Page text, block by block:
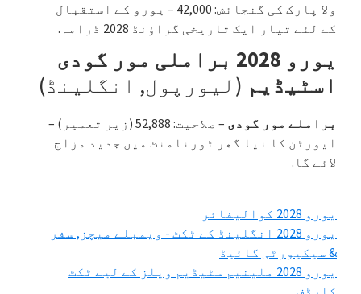
ولا پارک کی گنجائش: 42,000 – یورو کے استقبال
کے لئے تیار ایک تاریخی گراؤنڈ 2028 ڈرامہ.
یورو 2028 براملی مور گودی
اسٹیڈیم (لیورپول, انگلینڈ)
براملے مور گودی
– صلاحیت: 52,888 (زیر تعمیر) –
ایورٹن کا نیا گھر ٹورنامنٹ میں جدید مزاج
لائے گا.
یورو 2028 کوالیفائر
یورو 2028 انگلینڈ کے ٹکٹ - ویمبلے میچز, سفر
& سیکیورٹی گائیڈ
یورو 2028 ملینیم سٹیڈیم ویلز کے لیے ٹکٹ
کارڈف